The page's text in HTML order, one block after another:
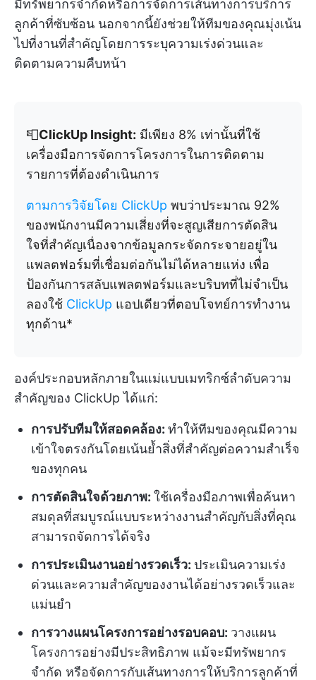
มีทรัพยากรจำกัดหรือการจัดการเส้นทางการบริการ
ลูกค้าที่ซับซ้อน นอกจากนี้ยังช่วยให้ทีมของคุณมุ่งเน้น
ไปที่งานที่สำคัญโดยการระบุความเร่งด่วนและ
ติดตามความคืบหน้า
📮ClickUp Insight: มีเพียง 8% เท่านั้นที่ใช้
เครื่องมือการจัดการโครงการในการติดตาม
รายการที่ต้องดำเนินการ
ตามการวิจัยโดย ClickUp พบว่าประมาณ 92%
ของพนักงานมีความเสี่ยงที่จะสูญเสียการตัดสิน
ใจที่สำคัญเนื่องจากข้อมูลกระจัดกระจายอยู่ใน
แพลตฟอร์มที่เชื่อมต่อกันไม่ได้หลายแห่ง เพื่อ
ป้องกันการสลับแพลตฟอร์มและบริบทที่ไม่จำเป็น
ลองใช้ ClickUp แอปเดียวที่ตอบโจทย์การทำงาน
ทุกด้าน*
องค์ประกอบหลักภายในแม่แบบเมทริกซ์ลำดับความ
สำคัญของ ClickUp ได้แก่:
การปรับทีมให้สอดคล้อง: ทำให้ทีมของคุณมีความ
เข้าใจตรงกันโดยเน้นย้ำสิ่งที่สำคัญต่อความสำเร็จ
ของทุกคน
การตัดสินใจด้วยภาพ: ใช้เครื่องมือภาพเพื่อค้นหา
สมดุลที่สมบูรณ์แบบระหว่างงานสำคัญกับสิ่งที่คุณ
สามารถจัดการได้จริง
การประเมินงานอย่างรวดเร็ว: ประเมินความเร่ง
ด่วนและความสำคัญของงานได้อย่างรวดเร็วและ
แม่นยำ
การวางแผนโครงการอย่างรอบคอบ: วางแผน
โครงการอย่างมีประสิทธิภาพ แม้จะมีทรัพยากร
จำกัด หรือจัดการกับเส้นทางการให้บริการลูกค้าที่